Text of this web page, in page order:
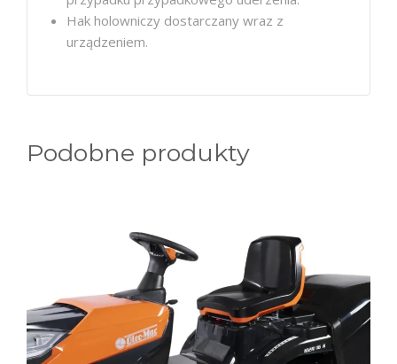
Hak holowniczy dostarczany wraz z
urządzeniem.
Podobne produkty